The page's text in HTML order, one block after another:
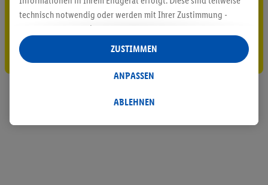
5.95 € Versand sparen³²ᵃ
Jetzt zum Newsletter anmelden
Gutschein sichern!
technisch notwendig oder werden mit Ihrer Zustimmung -
auch durch Partner (u.a.
Verantwortliche; im Zusammenhang mit dem IAB TCF
insgesamt
Statistik-Erstellung oder für personalisierte Werbung
Datenverarbeitungen für personalisierte Werbung werden
ABLEHNEN
ANPASSEN
ZUSTIMMEN